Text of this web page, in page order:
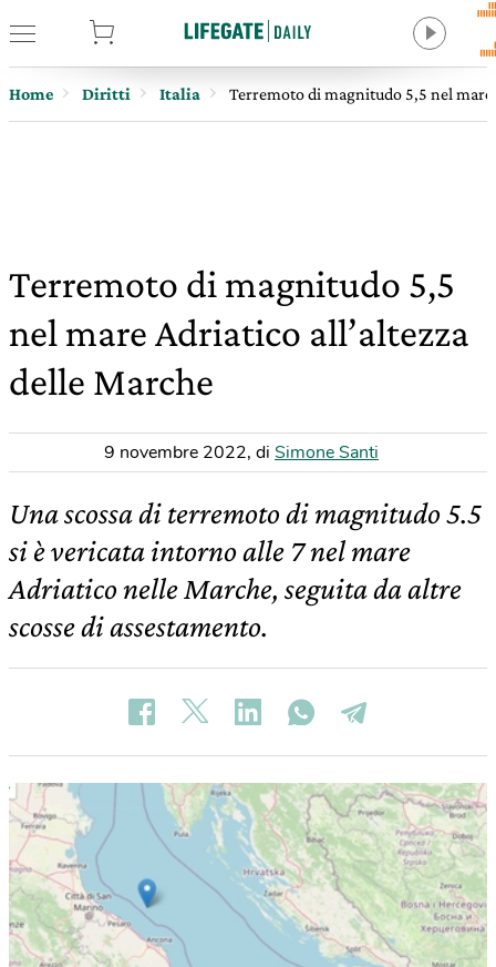
Home Diritti Italia Terremoto di magnitudo 5,5 nel
Terremoto di magnitudo 5,5
nel mare Adriatico all’altezza
delle Marche
9 novembre 2022, di Simone Santi
Una scossa di terremoto di magnitudo 5.5
si è vericata intorno alle 7 nel mare
Adriatico nelle Marche, seguita da altre
scosse di assestamento.